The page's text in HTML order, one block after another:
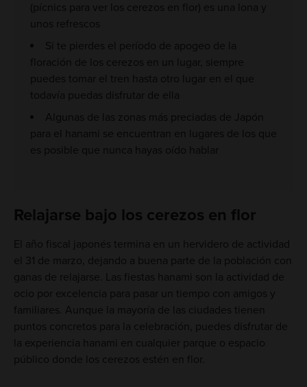
(pícnics para ver los cerezos en flor) es una lona y
unos refrescos
Si te pierdes el período de apogeo de la
floración de los cerezos en un lugar, siempre
puedes tomar el tren hasta otro lugar en el que
todavía puedas disfrutar de ella
Algunas de las zonas más preciadas de Japón
para el hanami se encuentran en lugares de los que
es posible que nunca hayas oído hablar
Relajarse bajo los cerezos en flor
El año fiscal japonés termina en un hervidero de actividad
el 31 de marzo, dejando a buena parte de la población con
ganas de relajarse. Las fiestas hanami son la actividad de
ocio por excelencia para pasar un tiempo con amigos y
familiares. Aunque la mayoría de las ciudades tienen
puntos concretos para la celebración, puedes disfrutar de
la experiencia hanami en cualquier parque o espacio
público donde los cerezos estén en flor.